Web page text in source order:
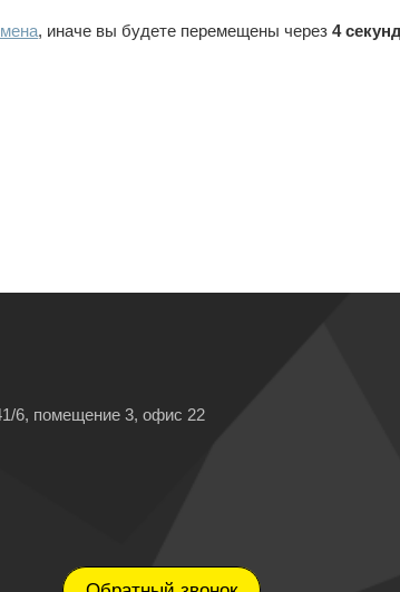
, иначе вы будете перемещены через4секунд
6, помещение 3, офис 22